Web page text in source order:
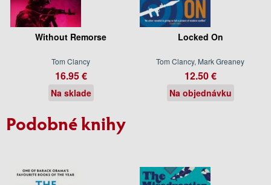
Without Remorse
Tom Clancy
16.95 €
Na sklade
Locked On
Tom Clancy, Mark Greaney
12.50 €
Na objednávku
Podobné knihy